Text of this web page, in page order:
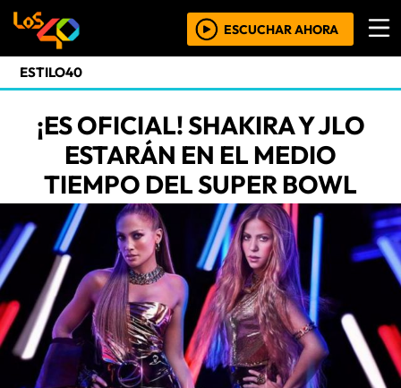
ESCUCHAR AHORA
ESTILO40
¡ES OFICIAL! SHAKIRA Y JLO
ESTARÁN EN EL MEDIO
TIEMPO DEL SUPER BOWL